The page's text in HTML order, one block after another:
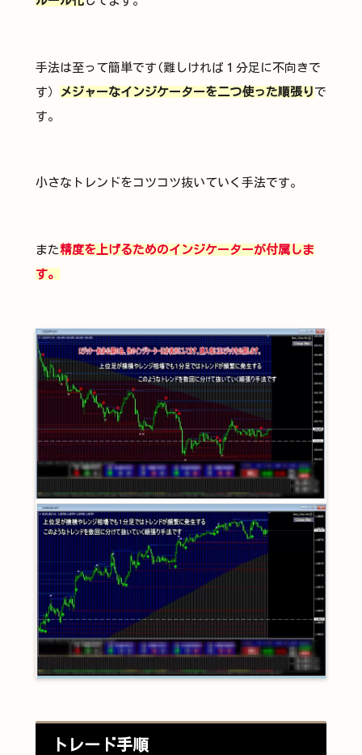
手法は至って簡単です(難しければ１分足に不向きで
す）
メジャーなインジケーターを二つ使った順張り で
す。
小さなトレンドをコツコツ抜いていく手法です。
また 精度を上げるためのインジケーターが付属しま
す。
トレード手順